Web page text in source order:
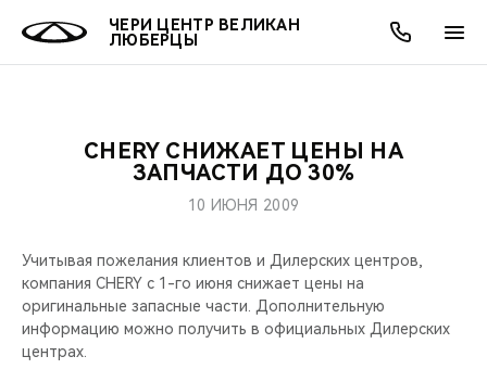
ЧЕРИ ЦЕНТР ВЕЛИКАН
ЛЮБЕРЦЫ
МОДЕЛИ
КРОССОВЕРЫ
СЕДАНЫ
ПОКУПАТЕЛЯМ
КРЕДИТ И СТРАХОВАНИЕ
ВЛАДЕЛЬЦАМ
ЗАПЧАСТИ И АКСЕССУАРЫ
ПОДДЕРЖКА
МИР CHERY
О БРЕНДЕ
CHERY В СОЦСЕТЯХ
АКЦИИ
ОНЛАЙН СЕРВИСЫ
КРЕДИТ
О КОМПАНИИ
МЫ В СОЦСЕТЯХ
CHERY СНИЖАЕТ ЦЕНЫ НА
ЗАПЧАСТИ ДО 30%
10 ИЮНЯ 2009
Учитывая пожелания клиентов и Дилерских центров,
компания CHERY с 1-го июня снижает цены на
оригинальные запасные части. Дополнительную
информацию можно получить в официальных Дилерских
центрах.